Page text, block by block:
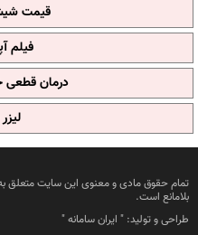
قیمت
فیلم
درمان قطعی
تمام حقوق مادی و معنوی این سایت متعلق
بلامانع است.
طراحی و تولید: " ایران سامانه"